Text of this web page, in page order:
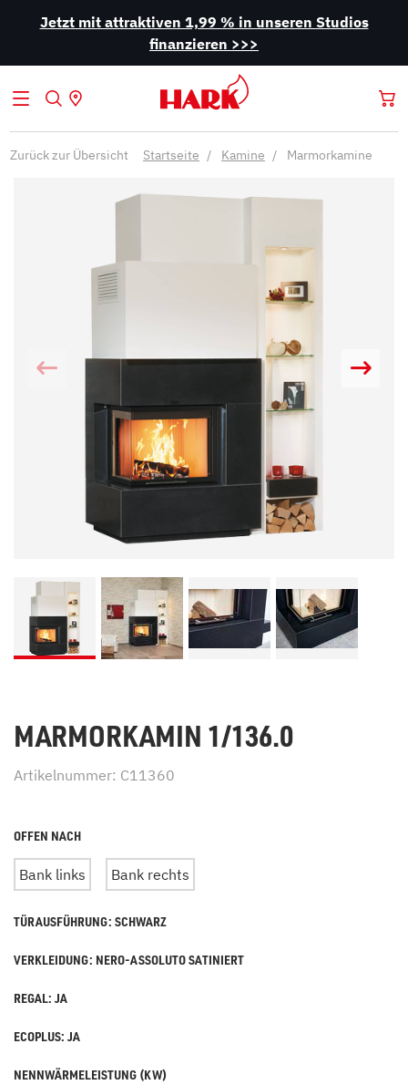
Jetzt mit attraktiven 1,99 % in unseren Studios
finanzieren >>>
Zurück zur Übersicht Startseite Kamine Marmorkamine
MARMORKAMIN 1/136.0
Artikelnummer: C11360
OFFEN NACH
Bank links Bank rechts
TÜRAUSFÜHRUNG: SCHWARZ
VERKLEIDUNG: NERO-ASSOLUTO SATINIERT
REGAL: JA
ECOPLUS: JA
NENNWÄRMELEISTUNG (KW)